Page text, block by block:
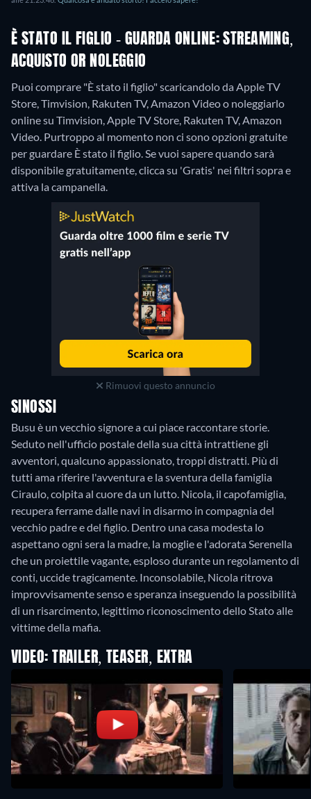
È STATO IL FIGLIO - GUARDA ONLINE: STREAMING,
ACQUISTO OR NOLEGGIO
Puoi comprare "È stato il figlio" scaricandolo da Apple TV
Store, Timvision, Rakuten TV, Amazon Video o noleggiarlo
online su Timvision, Apple TV Store, Rakuten TV, Amazon
Video. Purtroppo al momento non ci sono opzioni gratuite
per guardare È stato il figlio. Se vuoi sapere quando sarà
disponibile gratuitamente, clicca su 'Gratis' nei filtri sopra e
attiva la campanella.
Rimuovi questo annuncio
SINOSSI
Busu è un vecchio signore a cui piace raccontare storie.
Seduto nell'ufficio postale della sua città intrattiene gli
avventori, qualcuno appassionato, troppi distratti. Più di
tutti ama riferire l'avventura e la sventura della famiglia
Ciraulo, colpita al cuore da un lutto. Nicola, il capofamiglia,
recupera ferrame dalle navi in disarmo in compagnia del
vecchio padre e del figlio. Dentro una casa modesta lo
aspettano ogni sera la madre, la moglie e l'adorata Serenella
che un proiettile vagante, esploso durante un regolamento di
conti, uccide tragicamente. Inconsolabile, Nicola ritrova
improvvisamente senso e speranza inseguendo la possibilità
di un risarcimento, legittimo riconoscimento dello Stato alle
vittime della mafia.
VIDEO: TRAILER, TEASER, EXTRA